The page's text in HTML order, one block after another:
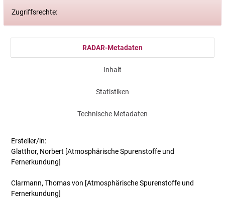
Zugriffsrechte:
RADAR-Metadaten
Inhalt
Statistiken
Technische Metadaten
Ersteller/in:
Glatthor, Norbert [Atmosphärische Spurenstoffe und
Fernerkundung]
Clarmann, Thomas von [Atmosphärische Spurenstoffe und
Fernerkundung]